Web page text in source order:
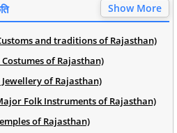
Show More
(Customs and traditions of Rajasthan)
Costumes of Rajasthan)
Jewellery of Rajasthan)
(Major Folk Instruments of Rajasthan)
of Rajasthan)